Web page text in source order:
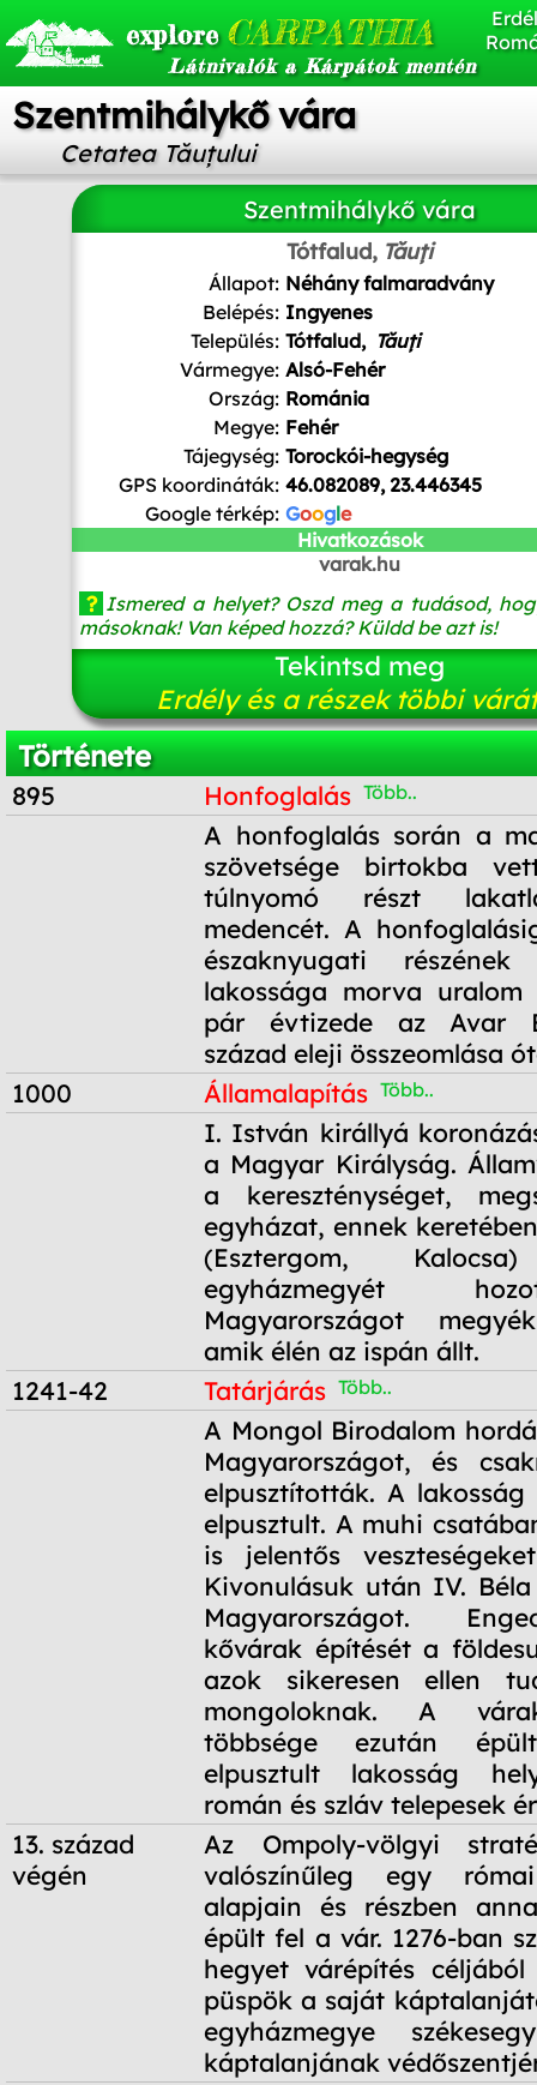
explore CARPATHIA
Látnivalók a Kárpátok mentén
Szentmihálykő vára
Cetatea Tăuțului
Szentmihálykő vára
Tótfalud, Tăuți
Állapot: Néhány falmaradvány
Belépés: Ingyenes
Település: Tótfalud, Tăuți
Vármegye: Alsó-Fehér
Ország: Románia
Megye: Fehér
Tájegység: Torockói-hegység
GPS koordináták: 46.082089, 23.446345
Google térkép: Google
Hivatkozások
varak.hu
? Ismered a helyet? Oszd meg a tudásod,
másoknak! Van képed hozzá? Küldd be azt is!
Tekintsd meg
Erdély és a részek többi várát
Története
895 Honfoglalás Több..
A honfoglalás során a
szövetsége birtokba
túlnyomó részt
medencét. A
északnyugati
lakossága morva
pár évtizede az Avar
század eleji összeomlása
1000
Államalapítás Több..
I. István királlyá
a Magyar Királyság.
a kereszténységet,
egyházat, ennek
(Esztergom,
egyházmegyét
Magyarországot
amik élén az ispán állt.
1241-42
Tatárjárás Több..
A Mongol Birodalom
Magyarországot, és
elpusztították. A lakosság
elpusztult. A muhi
is jelentős
Kivonulásuk után IV.
Magyarországot.
kővárak építését a
azok sikeresen ellen
mongoloknak. A
többsége ezután
elpusztult lakosság
román és szláv telepesek
13. század
végén
Az Ompoly-völgyi
valószínűleg egy
alapjain és részben
épült fel a vár. 1276-ban
hegyet várépítés
püspök a saját
egyházmegye
káptalanjának